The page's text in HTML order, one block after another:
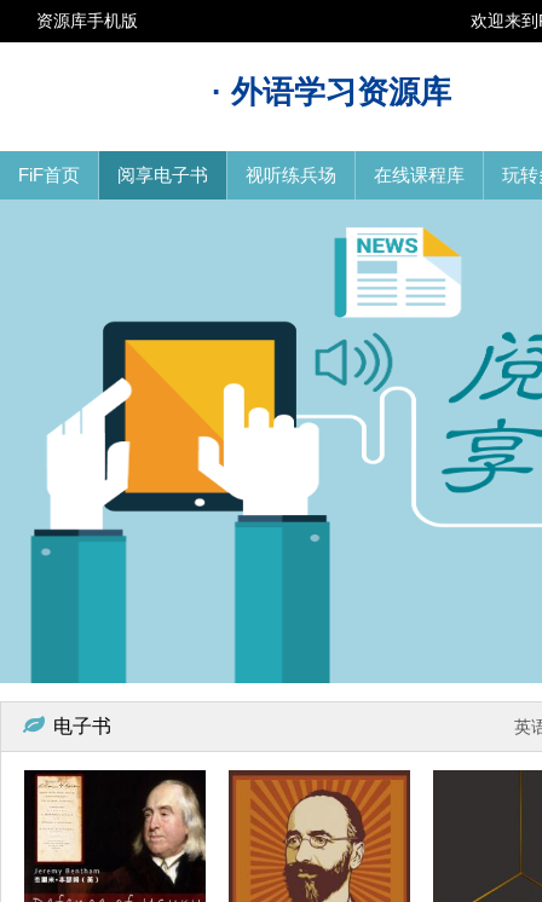
欢迎来
资源库手机版
· 外语学习资源库
FiF首页 阅享电子书 视听练兵场 在线课程库 玩转
电子书 英